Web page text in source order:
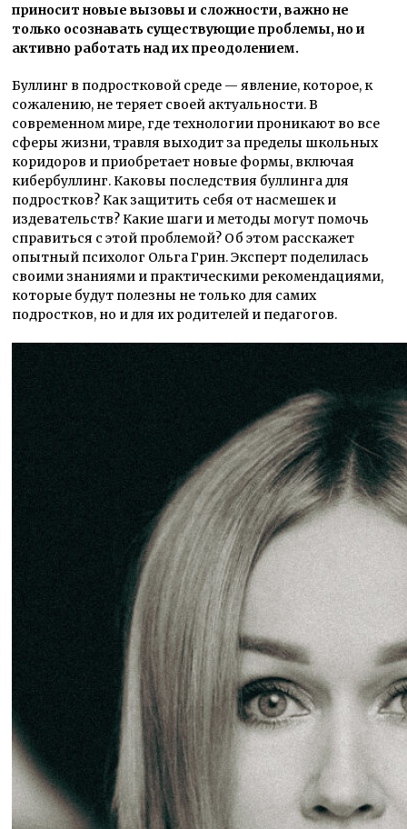
приносит новые вызовы и сложности, важно не
только осознавать существующие проблемы, но и
активно работать над их преодолением.
Буллинг в подростковой среде — явление, которое, к
сожалению, не теряет своей актуальности. В
современном мире, где технологии проникают во все
сферы жизни, травля выходит за пределы школьных
коридоров и приобретает новые формы, включая
кибербуллинг. Каковы последствия буллинга для
подростков? Как защитить себя от насмешек и
издевательств? Какие шаги и методы могут помочь
справиться с этой проблемой? Об этом расскажет
опытный психолог Ольга Грин. Эксперт поделилась
своими знаниями и практическими рекомендациями,
которые будут полезны не только для самих
подростков, но и для их родителей и педагогов.